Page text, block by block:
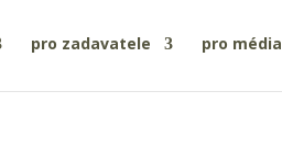
pro zadavatele pro média